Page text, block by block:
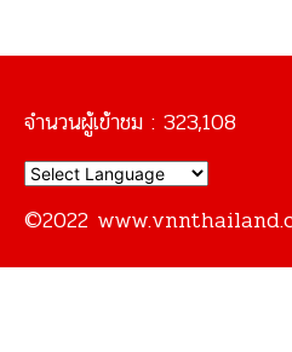
จำนวนผู้เข้าชม : 323,108
©2022